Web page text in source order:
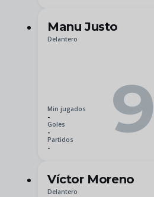
Manu Justo
Delantero
Min jugados
-
Goles
-
Partidos
-
9
Víctor Moreno
Delantero